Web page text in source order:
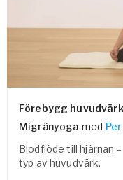
Förebygg
Migränyoga med
Blodflöde till hjärnan
typ av huvudvärk.